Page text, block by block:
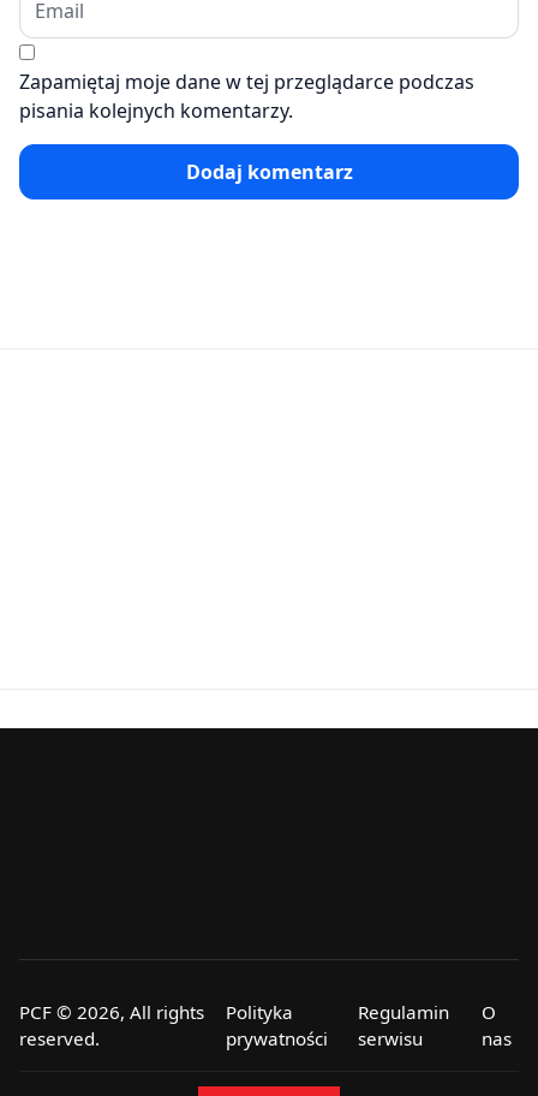
Zapamiętaj moje dane w tej przeglądarce podczas
pisania kolejnych komentarzy.
Dodaj komentarz
PCF © 2026, All rights
reserved.
Polityka
prywatności
Regulamin
serwisu
O
nas